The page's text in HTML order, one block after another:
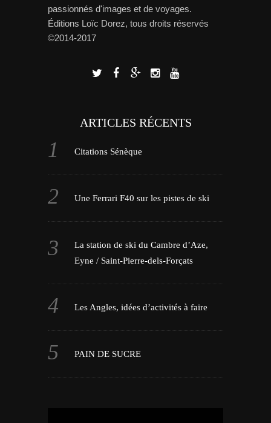
passionnés d'images et de voyages.
Éditions Loïc Dorez, tous droits réservés
©2014-2017
ARTICLES RÉCENTS
Citations Sénèque
Une Ferrari F40 sur les pistes de ski
La station de ski du Cambre d’Aze,
Eyne / Saint-Pierre-dels-Forçats
Les Angles, idées d’activités à faire
PAIN DE SUCRE